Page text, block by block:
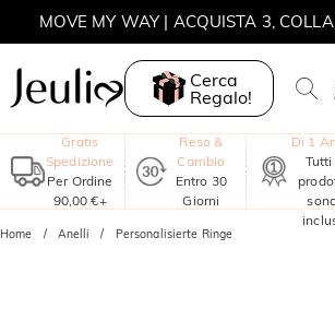
MOVE MY WAY | ACQUISTA 3,
Cerca
Regalo!
Gratis
Spedizione
Per Ordine
90,00 €+
Reso &
Cambio
Entro 30
Giorni
Di 1
Tutti
Home Anelli Personalisierte Ringe